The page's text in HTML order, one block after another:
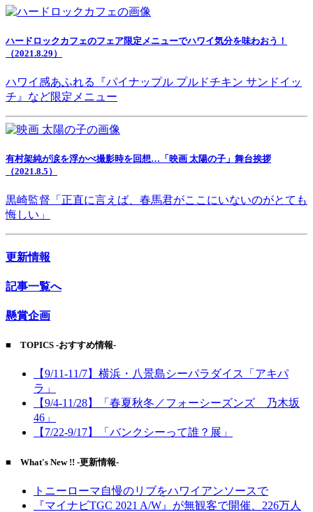
ハードロックカフェのフェア限定メニューでハワイ気分を味わおう！
（2021.8.29）
ハワイ感あふれる『パイナップル プルドチキン サンドイッ
チ』など限定メニュー
有村架純が涙を浮かべ撮影時を回想…「映画 太陽の子」舞台挨拶
（2021.8.5）
黒崎監督「正直に言えば、春馬君がここにいないのがとても
悔しい」
更新情報
記事一覧へ
懸賞企画
■ TOPICS -おすすめ情報-
【9/11-11/7】横浜・八景島シーパラダイス「アキパ
ラ」
【9/4-11/28】「春夏秋冬／フォーシーズンズ 乃木坂
46」
【7/22-9/17】「バンクシーって誰？展」
■ What's New !! -更新情報-
トニーローマ自慢のリブをハワイアンソースで
『マイナビTGC 2021 A/W』が無観客で開催、226万人